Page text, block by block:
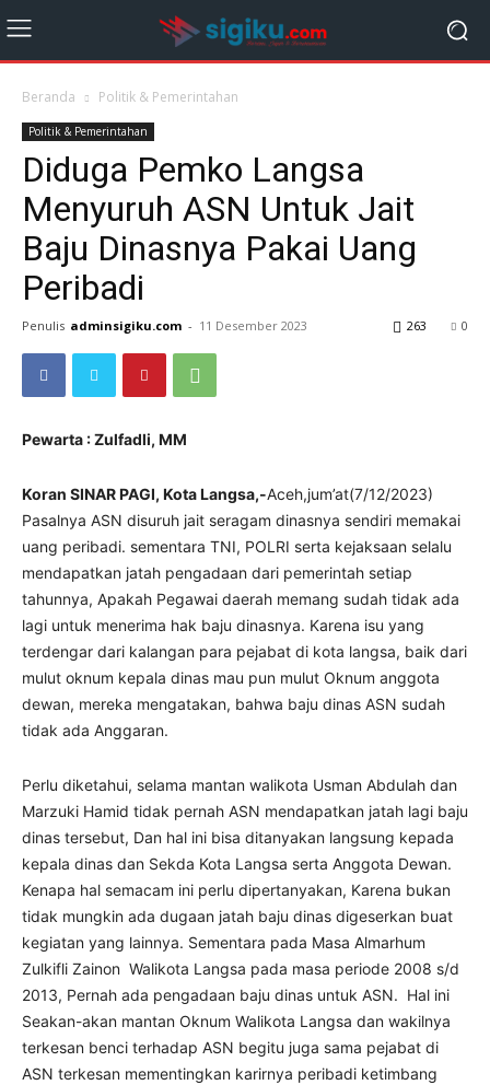
Beranda Politik & Pemerintahan
Politik & Pemerintahan
Diduga Pemko Langsa
Menyuruh ASN Untuk Jait
Baju Dinasnya Pakai Uang
Peribadi
Penulis adminsigiku.com - 11 Desember 2023 0
263
Pewarta : Zulfadli, MM
Koran SINAR PAGI, Kota Langsa,-Aceh,jum’at(7/12/2023)
Pasalnya ASN disuruh jait seragam dinasnya sendiri memakai
uang peribadi. sementara TNI, POLRI serta kejaksaan selalu
mendapatkan jatah pengadaan dari pemerintah setiap
tahunnya, Apakah Pegawai daerah memang sudah tidak ada
lagi untuk menerima hak baju dinasnya. Karena isu yang
terdengar dari kalangan para pejabat di kota langsa, baik dari
mulut oknum kepala dinas mau pun mulut Oknum anggota
dewan, mereka mengatakan, bahwa baju dinas ASN sudah
tidak ada Anggaran.
Perlu diketahui, selama mantan walikota Usman Abdulah dan
Marzuki Hamid tidak pernah ASN mendapatkan jatah lagi baju
dinas tersebut, Dan hal ini bisa ditanyakan langsung kepada
kepala dinas dan Sekda Kota Langsa serta Anggota Dewan.
Kenapa hal semacam ini perlu dipertanyakan, Karena bukan
tidak mungkin ada dugaan jatah baju dinas digeserkan buat
kegiatan yang lainnya. Sementara pada Masa Almarhum
Zulkifli Zainon Walikota Langsa pada masa periode 2008 s/d
2013, Pernah ada pengadaan baju dinas untuk ASN. Hal ini
Seakan-akan mantan Oknum Walikota Langsa dan wakilnya
terkesan benci terhadap ASN begitu juga sama pejabat di
ASN terkesan mementingkan karirnya peribadi ketimbang